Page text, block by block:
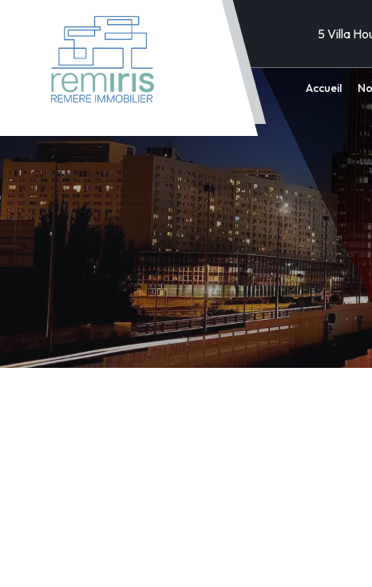
5 Villa
Accueil